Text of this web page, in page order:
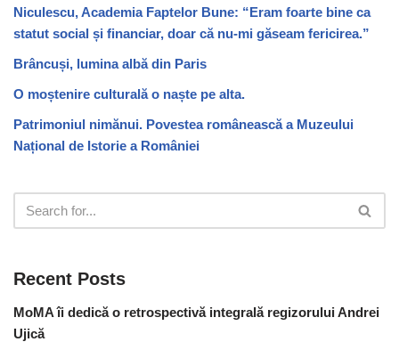
Niculescu, Academia Faptelor Bune: “Eram foarte bine ca
statut social și financiar, doar că nu-mi găseam fericirea.”
Brâncuși, lumina albă din Paris
O moștenire culturală o naște pe alta.
Patrimoniul nimănui. Povestea românească a Muzeului
Național de Istorie a României
Recent Posts
MoMA îi dedică o retrospectivă integrală regizorului Andrei
Ujică